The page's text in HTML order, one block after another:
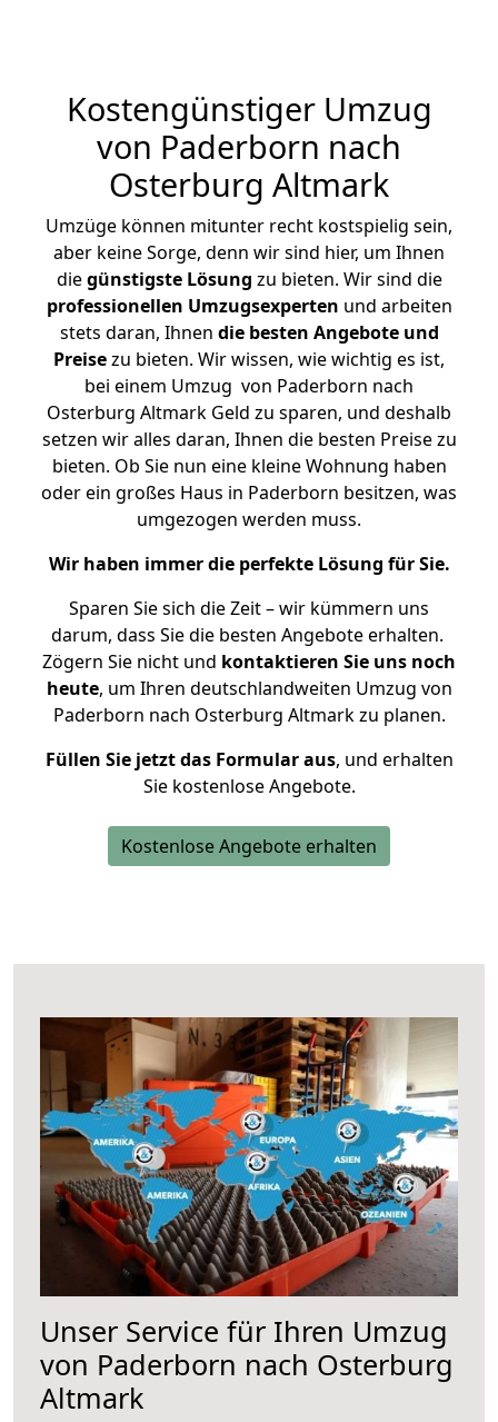
Kostengünstiger Umzug
von Paderborn nach
Osterburg Altmark
Umzüge können mitunter recht kostspielig sein,
aber keine Sorge, denn wir sind hier, um Ihnen
diegünstigste Lösung zu bieten. Wir sind die
professionellen Umzugsexperten und arbeiten
stets daran, Ihnen die besten Angebote und
Preisezu bieten. Wir wissen, wie wichtig es ist,
bei einem Umzug von Paderborn nach
Osterburg Altmark Geld zu sparen, und deshalb
setzen wir alles daran, Ihnen die besten Preise zu
bieten. Ob Sie nun eine kleine Wohnung haben
oder ein großes Haus in Paderborn besitzen, was
umgezogen werden muss.
Wir haben immer die perfekte Lösung für Sie.
Sparen Sie sich die Zeit – wir kümmern uns
darum, dass Sie die besten Angebote erhalten.
Zögern Sie nicht und kontaktieren Sie uns noch
heute, um Ihren deutschlandweiten Umzug von
Paderborn nach Osterburg Altmark zu planen.
Füllen Sie jetzt das Formular aus, und erhalten
Sie kostenlose Angebote.
Kostenlose Angebote erhalten
Unser Service für Ihren Umzug
von Paderborn nach Osterburg
Altmark